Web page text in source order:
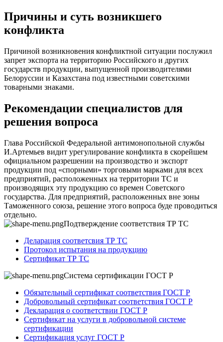
Причины и суть возникшего
конфликта
Причиной возникновения конфликтной ситуации послужил
запрет экспорта на территорию Российского и других
государств продукции, выпущенной производителями
Белоруссии и Казахстана под известными советскими
товарными знаками.
Рекомендации специалистов для
решения вопроса
Глава Российской Федеральной антимонопольной службы
И.Артемьев видит урегулирование конфликта в скорейшем
официальном разрешении на производство и экспорт
продукции под «спорными» торговыми марками для всех
предприятий, расположенных на территории ТС и
производящих эту продукцию со времен Советского
государства. Для предприятий, расположенных вне зоны
Таможенного союза, решение этого вопроса буде проводиться
отдельно.
Подтверждение соответствия ТР ТС
Деларация соответсвия ТР ТС
Протокол испытания на продукцию
Сертификат ТР ТС
Система сертификации ГОСТ Р
Обязательный сертификат соответствия ГОСТ Р
Добровольный сертификат соответствия ГОСТ Р
Декларация о соответствии ГОСТ Р
Сертификат на услуги в добровольной системе
сертификации
Сертификация услуг ГОСТ Р